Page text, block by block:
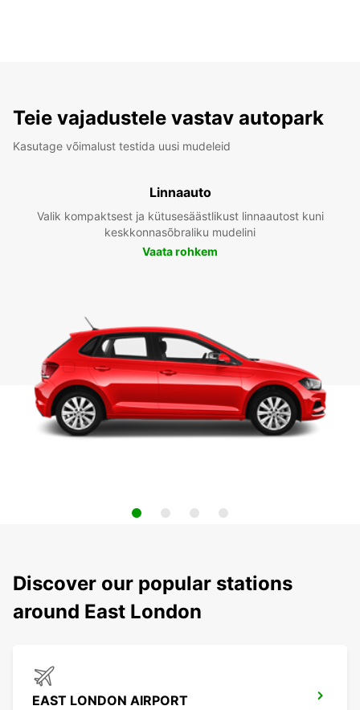
Teie vajadustele vastav autopark
Kasutage võimalust testida uusi mudeleid
Linnaauto
Valik kompaktsest ja kütusesäästlikust linnaautost kuni
keskkonnasõbraliku mudelini
Vaata rohkem
Discover our popular stations
around East London
EAST LONDON AIRPORT